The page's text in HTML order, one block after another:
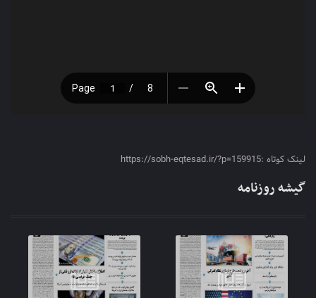
لینک کوتاه :https://sobh-eqtesad.ir/?p=159915
گیشه روزنامه